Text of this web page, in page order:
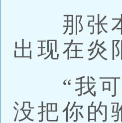
那张本
出现在炎
“我可
没把你的